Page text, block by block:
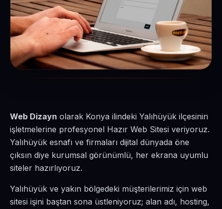
Web Dizayn olarak Konya ilindeki Yalıhüyük ilçesinin
işletmelerine profesyonel Hazır Web Sitesi veriyoruz.
Yalıhüyük esnafı ve firmaları dijital dünyada öne
çıksın diye kurumsal görünümlü, her ekrana uyumlu
siteler hazırlıyoruz.
Yalıhüyük ve yakın bölgedeki müşterilerimiz için web
sitesi işini baştan sona üstleniyoruz; alan adı, hosting,